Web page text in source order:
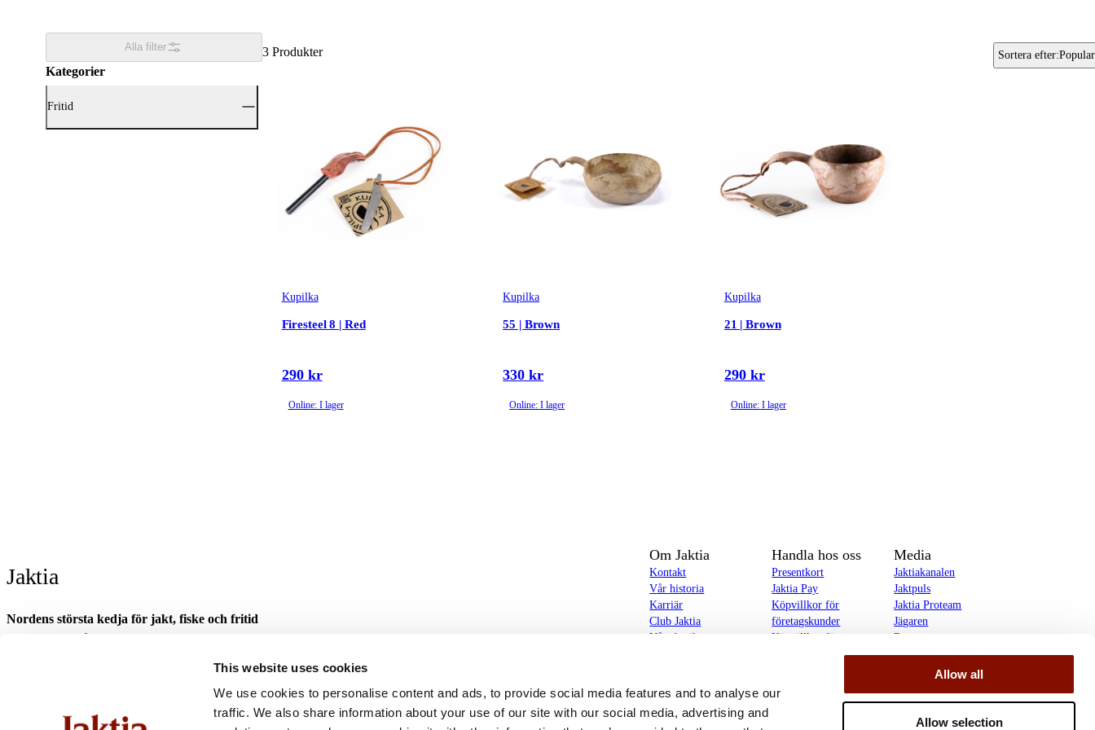
This website uses cookies
We use cookies to personalise content and ads, to provide social media features and to analyse our
traffic. We also share information about your use of our site with our social media, advertising and
Allow all
Allow selection
Alla filter
Kategorier
Fritid
3 Produkter Sortera efter:
Kupilka
Firesteel 8 | Red
290 kr
Online: I lager
Kupilka
55 | Brown
330 kr
Online: I lager
Kupilka
21 | Brown
290 kr
Online: I lager
Jaktia
Nordens största kedja för jakt, fiske och fritid
Jaktia, som ingår i Burdock Outdoor Group, är en franchisekedja med ett totalt 160-tal butiker i Norge, Sverige och i
optik och teknikprylar till hundprodukter, kläder, skor och matutrustning – och allt annat som bidrar till bästa tänkbara jakt-,
fiske- och naturupplevelser tillsammans med familj och vänner.
Om Jaktia
Kontakt
Vår historia
Karriär
Club Jaktia
Våra butiker
Jaktia Brand Guidelines
Handla hos oss
Presentkort
Jaktia Pay
Köpvillkor för
företagskunder
Köpvillkor för
Media
Jaktiakanalen
Jaktpuls
Jaktia Proteam
Jägaren
Reportage